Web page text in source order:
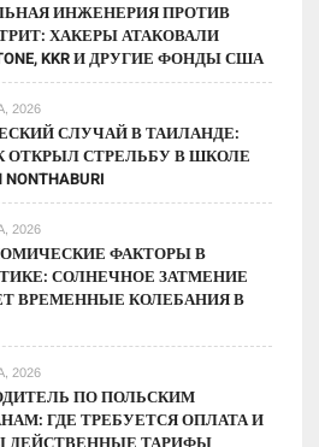
ИНЖЕНЕРИЯ ПРОТИВ
ХАКЕРЫ АТАКОВАЛИ
KKR И ДРУГИЕ ФОНДЫ США
2026
СЛУЧАЙ В ТАИЛАНДЕ:
ОТКРЫЛ СТРЕЛЬБУ В ШКОЛЕ
NONTHABURI
2026
ФАКТОРЫ В
СОЛНЕЧНОЕ ЗАТМЕНИЕ
ВРЕМЕННЫЕ КОЛЕБАНИЯ В
2026
ПО ПОЛЬСКИМ
ГДЕ ТРЕБУЕТСЯ ОПЛАТА И